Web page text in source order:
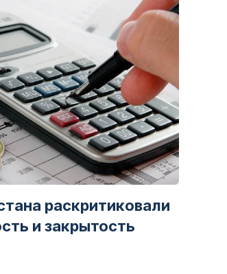
раскритиковали
и закрытость